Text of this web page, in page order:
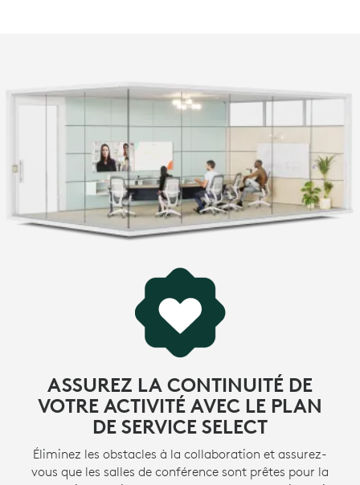
ASSUREZ LA CONTINUITÉ DE
VOTRE ACTIVITÉ AVEC LE PLAN
DE SERVICE SELECT
Éliminez les obstacles à la collaboration et assurez-
vous que les salles de conférence sont prêtes pour la